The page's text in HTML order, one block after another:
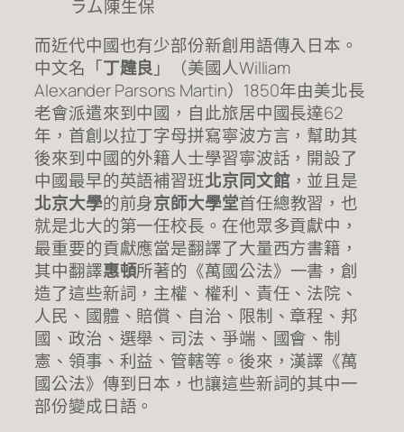
ラム陳生保
而近代中國也有少部份新創用語傳入日本。
中文名「丁韙良」（美國人William
Alexander Parsons Martin）1850年由美北長
老會派遣來到中國，自此旅居中國長達62
年，首創以拉丁字母拼寫寧波方言，幫助其
後來到中國的外籍人士學習寧波話，開設了
中國最早的英語補習班北京同文館，並且是
北京大學的前身京師大學堂首任總教習，也
就是北大的第一任校長。在他眾多貢獻中，
最重要的貢獻應當是翻譯了大量西方書籍，
其中翻譯惠頓所著的《萬國公法》一書，創
造了這些新詞，主權、權利、責任、法院、
人民、國體、賠償、自治、限制、章程、邦
國、政治、選舉、司法、爭端、國會、制
憲、領事、利益、管轄等。後來，漢譯《萬
國公法》傳到日本，也讓這些新詞的其中一
部份變成日語。